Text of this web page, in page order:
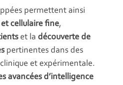
permettent ainsi
cellulaire fine,
et ladécouverte de
pertinentes dans des
et expérimentale.
avancées d’intelligence